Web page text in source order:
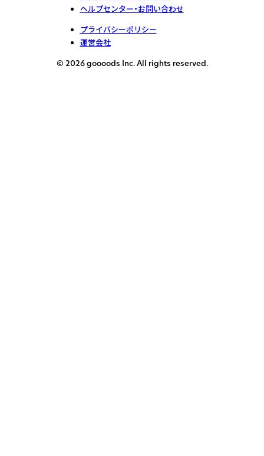
ヘルプセンター・お問い合わせ
プライバシーポリシー
運営会社
© 2026 goooods Inc. All rights reserved.